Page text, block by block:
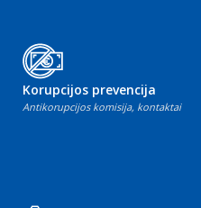
Korupcijos prevencija
Antikorupcijos komisija, kontaktai